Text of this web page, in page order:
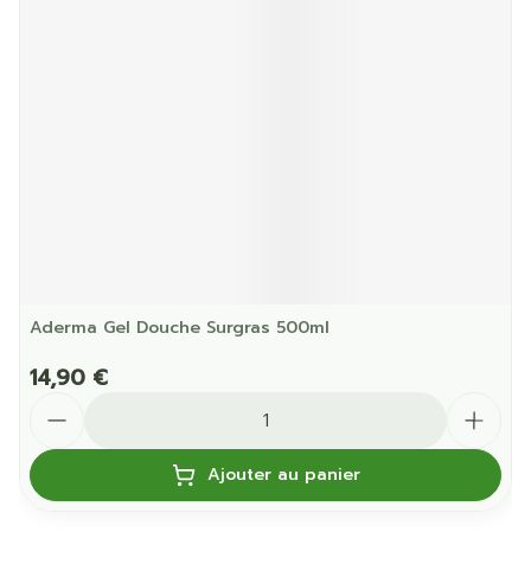
Aderma Gel Douche Surgras 500ml
14,90 €
Ajouter au panier